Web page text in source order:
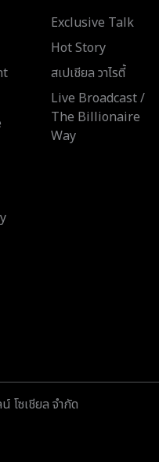
Exclusive Talk
Hot Story
สเปเชียล วาไรตี้
Live Broadcast /
The Billionaire
Way
โซเชียล จำกัด